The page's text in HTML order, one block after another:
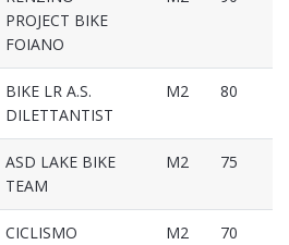
PROJECT BIKE
FOIANO
BIKE LR A.S.
DILETTANTIST
M2 80
ASD LAKE BIKE
TEAM
M2 75
CICLISMO
M2 70